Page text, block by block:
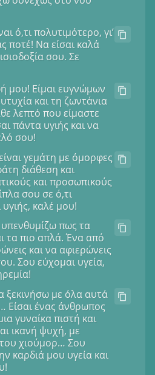
ό,τι πολυτιμότερο, γι’
ποτέ! Να είσαι καλά
σου. Σε
μου! Είμαι ευγνώμων
και τη ζωντάνια
λεπτό που είμαστε
πάντα υγιής και να
σου!
γεμάτη με όμορφες
διάθεση και
και προσωπικούς
σου σε ό,τι
υγιής, καλέ μου!
πως τα
τα πιο απλά. Ένα από
και να αφιερώνεις
Σου εύχομαι υγεία,
ξεκινήσω με όλα αυτά
Είσαι ένας άνθρωπος
γυναίκα πιστή και
ικανή ψυχή, με
χιούμορ… Σου
καρδιά μου υγεία και